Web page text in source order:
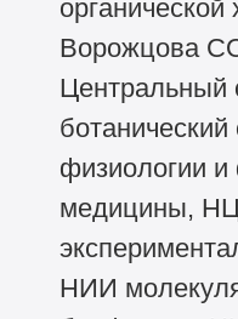
Ворожцова
Центральный
физиологии
медицины, НЦ
НИИ